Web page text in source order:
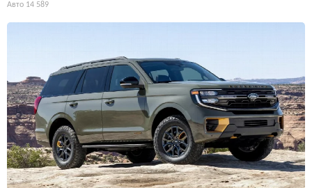
Авто 14 589